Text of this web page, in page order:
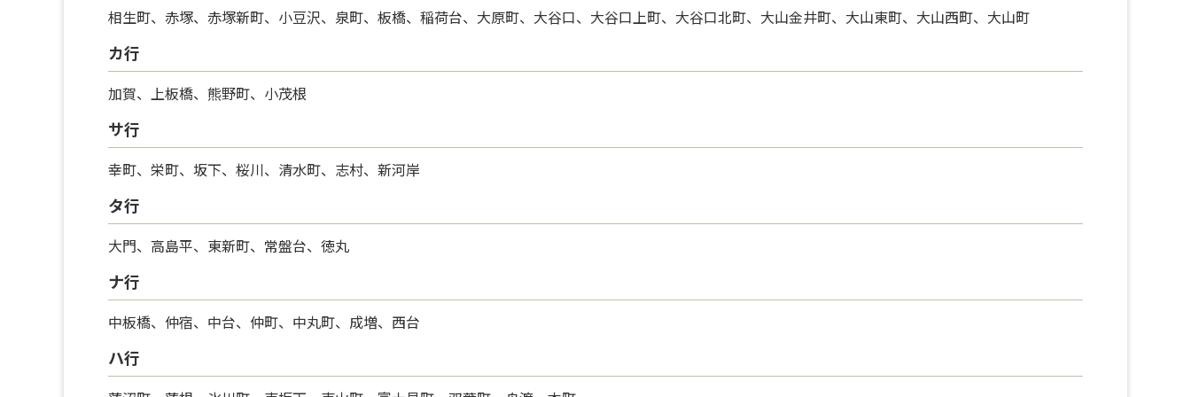
相生町、赤塚、赤塚新町、小豆沢、泉町、板橋、稲荷台、大原町、大谷口、大谷口上町、大谷口北町、大山金井町、大山東町、大山西町、大山町
カ行
加賀、上板橋、熊野町、小茂根
サ行
幸町、栄町、坂下、桜川、清水町、志村、新河岸
タ行
大門、高島平、東新町、常盤台、徳丸
ナ行
中板橋、仲宿、中台、仲町、中丸町、成増、西台
ハ行